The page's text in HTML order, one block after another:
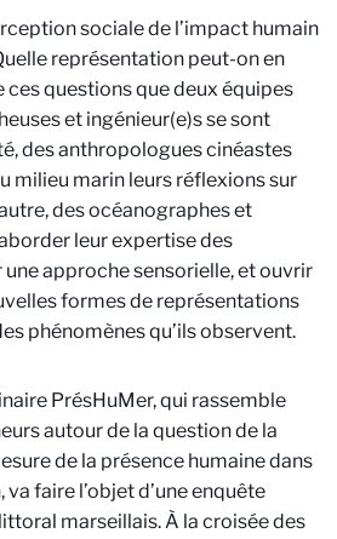
sociale de l’impact humain
représentation peut-on en
ces questions que deux équipes
et ingénieur(e)s se sont
des anthropologues cinéastes
milieu marin leurs réflexions sur
des océanographes et
leur expertise des
approche sensorielle, et ouvrir
formes de représentations
phénomènes qu’ils observent.
PrésHuMer, qui rassemble
autour de la question de la
de la présence humaine dans
faire l’objet d’une enquête
marseillais. À la croisée des